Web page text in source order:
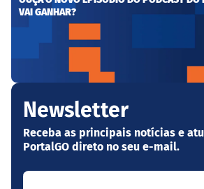
VAI GANHAR?
Newsletter
Receba as principais notícias e
PortalGO direto no seu e-mail.
Seu nome